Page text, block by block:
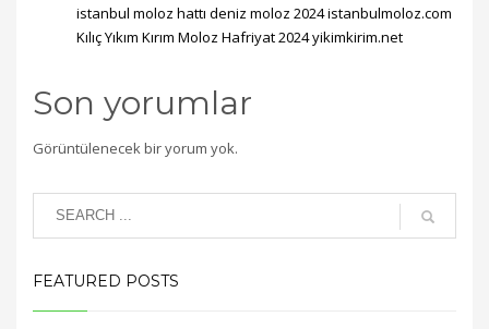
istanbul moloz hattı deniz moloz 2024 istanbulmoloz.com
Kılıç Yıkım Kırım Moloz Hafriyat 2024 yikimkirim.net
Son yorumlar
Görüntülenecek bir yorum yok.
FEATURED POSTS